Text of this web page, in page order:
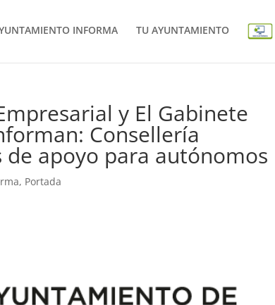
INFORMA TU AYUNTAMIENTO
y El Gabinete
Consellería
apoyo para autónomos
, Portada